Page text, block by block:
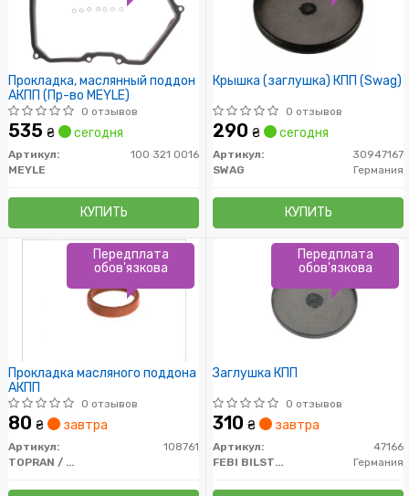
Прокладка, маслянный поддон
АКПП (Пр-во MEYLE)
0 отзывов
535 ₴ сегодня
Артикул:
100 321 0016
MEYLE
КУПИТЬ
Крышка (заглушка) КПП (Swag)
0 отзывов
290 ₴ сегодня
Артикул:
30947167
SWAG
Германия
КУПИТЬ
Прокладка масляного поддона
АКПП
0 отзывов
80 ₴ завтра
Артикул:
108761
TOPRAN / HANS PRIES
Передплата
обов'язкова
Заглушка КПП
0 отзывов
310 ₴ завтра
Артикул:
47166
FEBI BILSTEIN
Германия
Передплата
обов'язкова